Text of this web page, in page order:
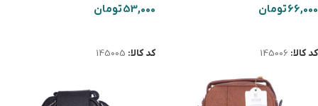
66,000تومان
کد کالا: 145006
53,000تومان
کد کالا: 145005